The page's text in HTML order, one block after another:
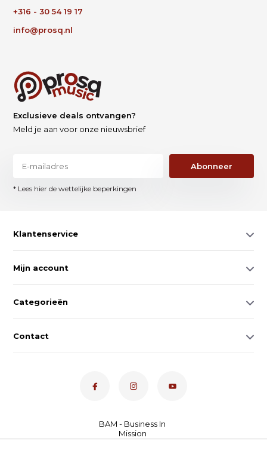
+316 - 30 54 19 17
info@prosq.nl
Exclusieve deals ontvangen?
Meld je aan voor onze nieuwsbrief
Abonneer
* Lees hier de wettelijke beperkingen
Klantenservice
Mijn account
Categorieën
Contact